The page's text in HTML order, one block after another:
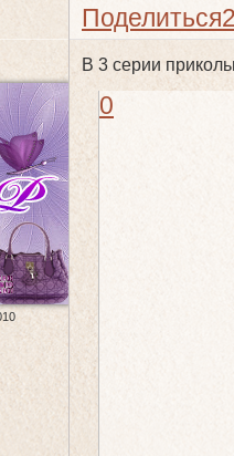
Поделиться
В 3 серии
0